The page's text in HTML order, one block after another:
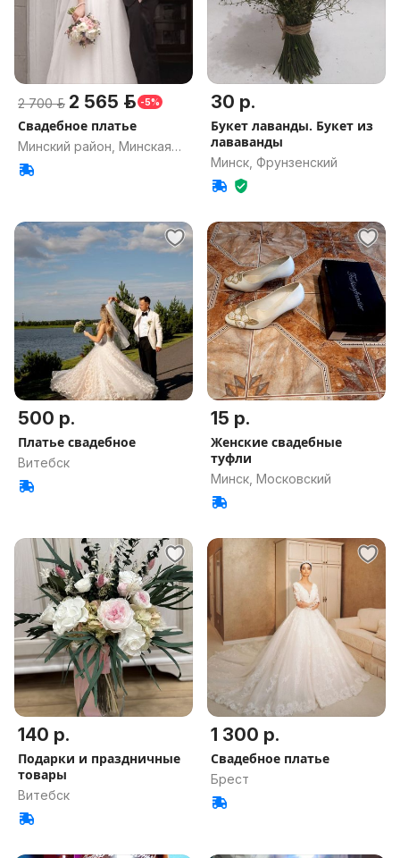
2 700 р. 2 565 р. -5%
Свадебное платье
Минский район, Минская
обл.
30 р.
Букет лаванды. Букет из
лававанды
Минск, Фрунзенский
500 р.
Платье свадебное
Витебск
15 р.
Женские свадебные
туфли
Минск, Московский
140 р.
Подарки и праздничные
товары
Витебск
1 300 р.
Свадебное платье
Брест